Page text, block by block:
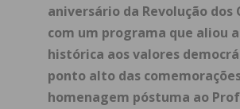
aniversário da Revolução dos
com um programa que aliou
histórica aos valores
ponto alto das
homenagem póstuma ao